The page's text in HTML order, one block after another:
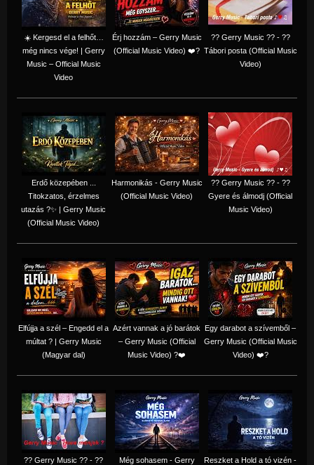
☀️ Kergesd el a felhőt…
még nincs vége! | Gerry
Music – Official Music
Video
Érj hozzám – Gerry Music
(Official Music Video) ❤️?
?? Gerry Music ?? - ??
Tábori posta (Official Music
Video)
Erdő közepében ...
Titokzatos, érzelmes
utazás ?✨ | Gerry Music
(Official Music Video)
Harmonikás - Gerry Music
(Official Music Video)
?? Gerry Music ?? - ??
Gyere és álmodj (Official
Music Video)
Elfújja a szél – Engedd el a
múltat ? | Gerry Music
(Magyar dal)
Azért vannak a jó barátok
– Gerry Music (Official
Music Video) ?❤️
Egy darabot a szívemből –
Gerry Music (Official Music
Video) ❤️?
?? Gerry Music ?? - ??
Még sohasem - Gerry
Reszket a Hold a tó vizén -